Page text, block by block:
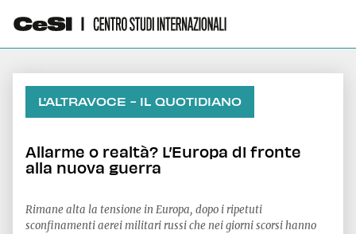
L'ALTRAVOCE - IL QUOTIDIANO
Allarme o realtà? L’Europa di fronte
alla nuova guerra
Rimane alta la tensione in Europa, dopo i ripetuti
sconfinamenti aerei militari russi che nei giorni scorsi hanno